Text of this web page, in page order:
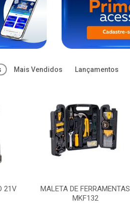
Mais Vendidos Lançamentos
21V
MALETA DE FERRAMENTAS
MKF132